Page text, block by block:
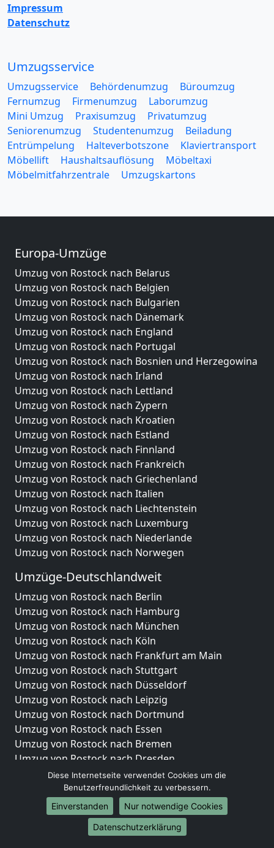
Impressum
Datenschutz
Umzugsservice
Umzugsservice Behördenumzug
Büroumzug
Fernumzug
Firmenumzug
Laborumzug
Mini Umzug
Praxisumzug
Privatumzug
Seniorenumzug
Studentenumzug
Beiladung
Entrümpelung
Halteverbotszone
Klaviertransport
Möbellift
Haushaltsauflösung
Möbeltaxi
Möbelmitfahrzentrale
Umzugskartons
Europa-Umzüge
Umzug von Rostock nach Belarus
Umzug von Rostock nach Belgien
Umzug von Rostock nach Bulgarien
Umzug von Rostock nach Dänemark
Umzug von Rostock nach England
Umzug von Rostock nach Portugal
Umzug von Rostock nach Bosnien und Herzegowina
Umzug von Rostock nach Irland
Umzug von Rostock nach Lettland
Umzug von Rostock nach Zypern
Umzug von Rostock nach Kroatien
Umzug von Rostock nach Estland
Umzug von Rostock nach Finnland
Umzug von Rostock nach Frankreich
Umzug von Rostock nach Griechenland
Umzug von Rostock nach Italien
Umzug von Rostock nach Liechtenstein
Umzug von Rostock nach Luxemburg
Umzug von Rostock nach Niederlande
Umzug von Rostock nach Norwegen
Umzüge-Deutschlandweit
Umzug von Rostock nach Berlin
Umzug von Rostock nach Hamburg
Umzug von Rostock nach München
Umzug von Rostock nach Köln
Umzug von Rostock nach Frankfurt am Main
Umzug von Rostock nach Stuttgart
Umzug von Rostock nach Düsseldorf
Umzug von Rostock nach Leipzig
Umzug von Rostock nach Dortmund
Umzug von Rostock nach Essen
Umzug von Rostock nach Bremen
Umzug von Rostock nach Dresden
Umzug von Rostock nach Hannover
Umzug von Rostock nach Nürnberg
Umzug von Rostock nach Duisburg
Umzug von Rostock nach Bochum
Umzug von Rostock nach Wuppertal
Diese Internetseite verwendet Cookies um die
Benutzerfreundlichkeit zu verbessern.
Einverstanden
Nur notwendige Cookies
Datenschutzerklärung